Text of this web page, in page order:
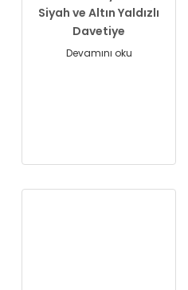
Siyah ve Altın Yaldızlı
Davetiye
Devamını oku